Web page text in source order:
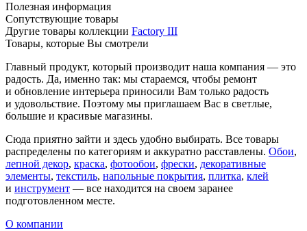
Полезная информация
Сопутствующие товары
Другие товары коллекции Factory III
Товары, которые Вы смотрели
Главный продукт, который производит наша компания — это
радость. Да, именно так: мы стараемся, чтобы ремонт
и обновление интерьера приносили Вам только радость
и удовольствие. Поэтому мы приглашаем Вас в светлые,
большие и красивые магазины.
Сюда приятно зайти и здесь удобно выбирать. Все товары
распределены по категориям и аккуратно расставлены. Обои,
лепной декор, краска, фотообои, фрески, декоративные
элементы, текстиль, напольные покрытия, плитка, клей
и инструмент — все находится на своем заранее
подготовленном месте.
О компании